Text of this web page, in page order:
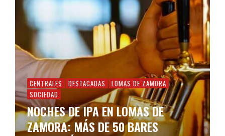
CENTRALES DESTACADAS
LOMAS DE ZAMORA
SOCIEDAD
NOCHES DE IPA EN LOMAS DE
ZAMORA: MÁS DE 50 BARES